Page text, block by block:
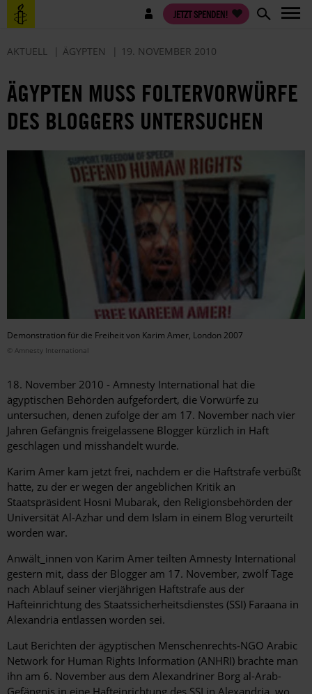
Direkt
zum
Benutzermenü JETZT SPENDEN!
AKTUELL ÄGYPTEN 19. NOVEMBER 2010
ÄGYPTEN MUSS FOLTERVORWÜRFE
DES BLOGGERS UNTERSUCHEN
Demonstration für die Freiheit von Karim Amer, London 2007
© Amnesty International
18. November 2010 - Amnesty International hat die
ägyptischen Behörden aufgefordert, die Vorwürfe zu
untersuchen, denen zufolge der am 17. November nach vier
Jahren Gefängnis freigelassene Blogger kürzlich in Haft
geschlagen und misshandelt wurde.
Karim Amer kam jetzt frei, nachdem er die Haftstrafe verbüßt
hatte, zu der er wegen der angeblichen Kritik an
Staatspräsident Hosni Mubarak, den Religionsbehörden der
Universität Al-Azhar und dem Islam in einem Blog verurteilt
worden war.
Anwält_innen von Karim Amer teilten Amnesty International
gestern mit, dass der Blogger am 17. November, zwölf Tage
nach Ablauf seiner vierjährigen Haftstrafe aus der
Hafteinrichtung des Staatssicherheitsdienstes (SSI) Faraana in
Alexandria entlassen worden sei.
Laut Berichten der ägyptischen Menschenrechts-NGO Arabic
Network for Human Rights Information (ANHRI) brachte man
ihn am 6. November aus dem Alexandriner Borg al-Arab-
Gefängnis in eine Hafteinrichtung des SSI in Alexandria, wo